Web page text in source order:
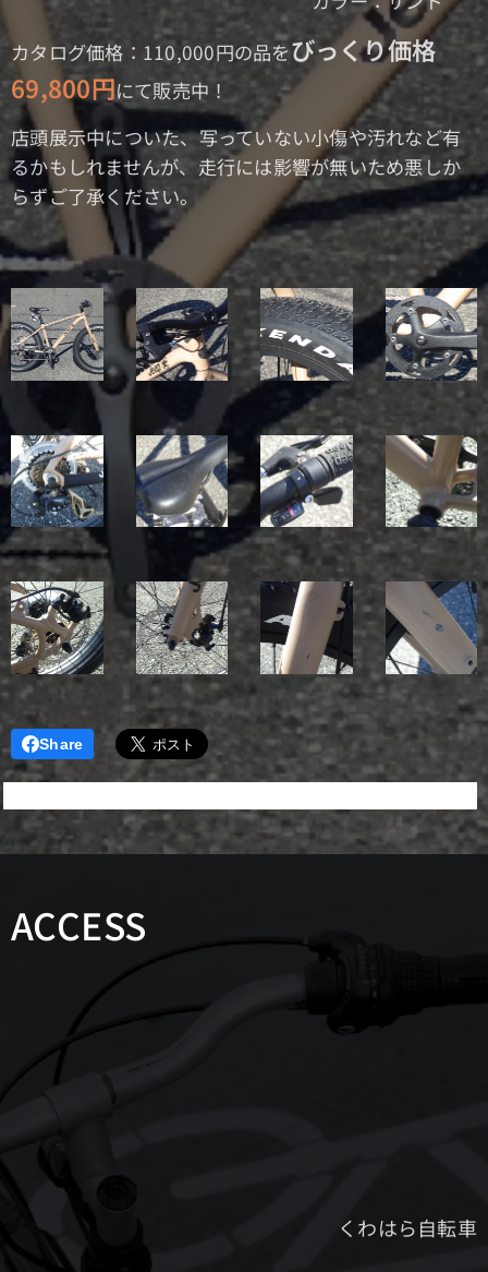
カタログ価格：110,000円の品をびっくり価格
69,800円にて販売中！
店頭展示中についた、写っていない小傷や汚れなど有
るかもしれませんが、走行には影響が無いため悪しか
らずご了承ください。
Share
ACCESS
くわはら自転車